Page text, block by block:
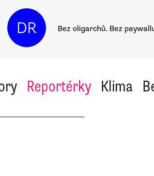
DR Bez oligarchů. Bez
Reportérky Klima